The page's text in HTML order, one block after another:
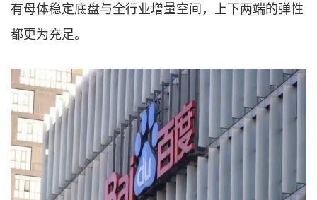
有母体稳定底盘与全行业增量空间，上下两端的弹性
都更为充足。